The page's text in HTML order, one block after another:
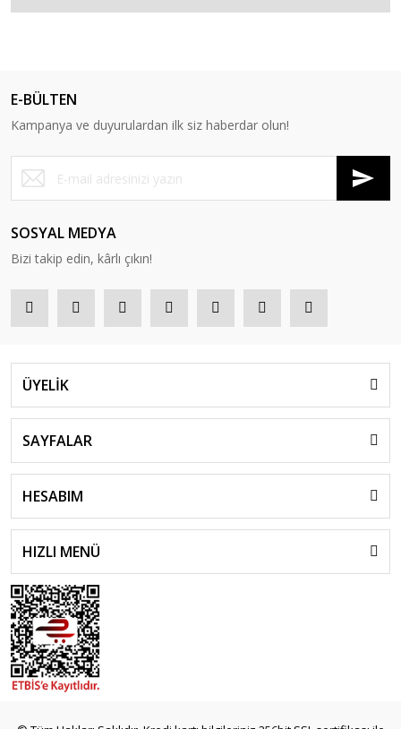
E-BÜLTEN
Kampanya ve duyurulardan ilk siz haberdar olun!
SOSYAL MEDYA
Bizi takip edin, kârlı çıkın!
ÜYELİK
SAYFALAR
HESABIM
HIZLI MENÜ